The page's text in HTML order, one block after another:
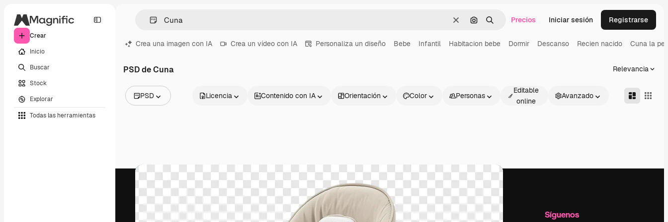
Crear
Inicio
Buscar
Stock
Explorar
Todas las herramientas
BorrarBuscar por imagen
BuscarPrecios Iniciar sesión Registrarse
Crea una imagen con IA Crea un vídeo con IA Personaliza un diseño Bebe Infantil Habitacion bebe Dormir Descanso Recien nacido Cuna la
PSD de Cuna Relevancia
PSD
Vídeos
Iconos
Modelos 3D
Fuentes
Licencia Contenido con IA Orientación Color Personas
Editable
online
Avanzado
Productos Información útil Empresa Síguenos